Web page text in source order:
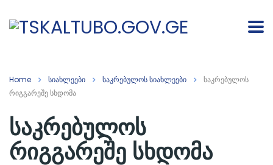
Home სიახლეები საკრებულოს სიახლეები
საკრებულოს
რიგგარეშე სხდომა
საკრებულოს
რიგგარეშე სხდომა